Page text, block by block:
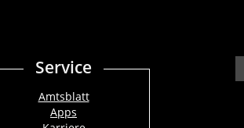
Service
Amtsblatt
Apps